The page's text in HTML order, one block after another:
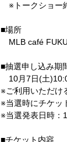
※トークショー
■場所
MLB café
■抽選申し込み期
10月7日(土
※ご利用いただけ
※当選時にチケッ
※当選発表日時：
■チケット内容